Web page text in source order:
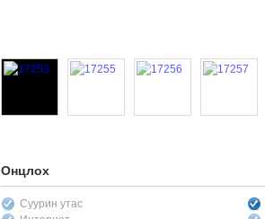
Онцлох
Суурин утас